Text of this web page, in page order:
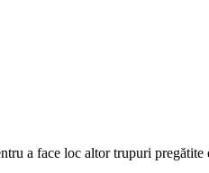
a face loc altor trupuri